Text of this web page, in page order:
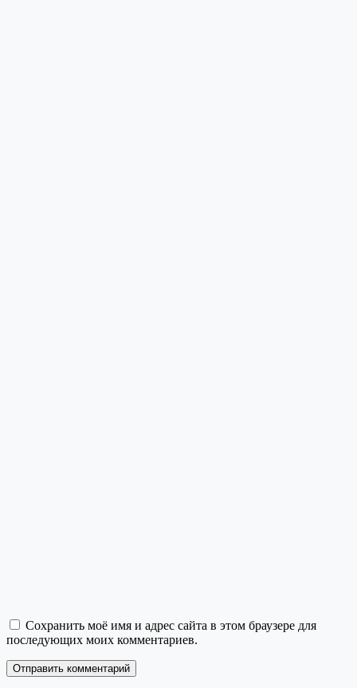
Сохранить моё имя и адрес сайта в этом браузере для
последующих моих комментариев.